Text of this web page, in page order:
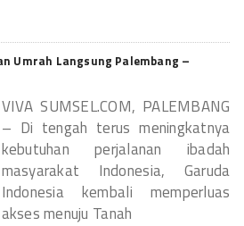
Umrah Langsung Palembang –
VIVA SUMSEL.COM, PALEMBANG
– Di tengah terus meningkatnya
kebutuhan perjalanan ibadah
masyarakat Indonesia, Garuda
Indonesia kembali memperluas
akses menuju Tanah